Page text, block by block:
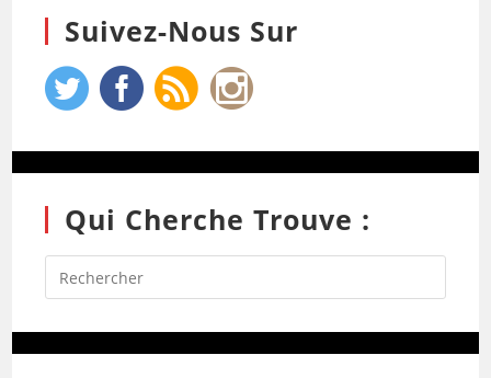
Suivez-Nous Sur
Qui Cherche Trouve :